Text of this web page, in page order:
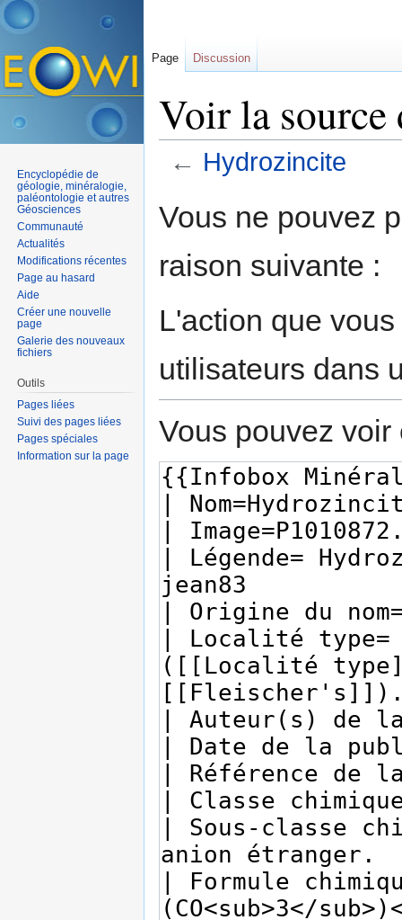
Voir la
← Hydrozincite
Vous ne pouvez
raison suivante :
L'action que
utilisateurs dans
Vous pouvez
Page Discussion
Encyclopédie de
géologie, minéralogie,
paléontologie et autres
Géosciences
Communauté
Actualités
Modifications récentes
Page au hasard
Aide
Créer une nouvelle
page
Galerie des nouveaux
fichiers
Outils
Pages liées
Suivi des pages liées
Pages spéciales
Information sur la page